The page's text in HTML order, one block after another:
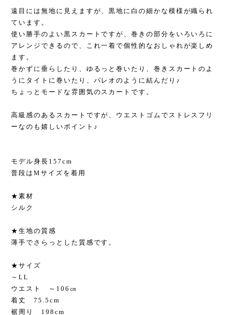
遠目には無地に見えますが、黒地に白の細かな模様が織られ
ています。
使い勝手のよい黒スカートですが、巻きの部分をいろいろに
アレンジできるので、これ一着で個性的なおしゃれが楽しめ
ます。
巻かずに垂らしたり、ゆるっと巻いたり、巻きスカートのよ
うにタイトに巻いたり、パレオのように結んだり♪
ちょっとモードな雰囲気のスカートです。
高級感のあるスカートですが、ウエストゴムでストレスフリ
ーなのも嬉しいポイント♪
モデル身長157cm
普段はMサイズを着用
★素材
シルク
★生地の質感
薄手でさらっとした質感です。
★サイズ
～LL
ウエスト ～106㎝
着丈 75.5cm
裾周り 198cm